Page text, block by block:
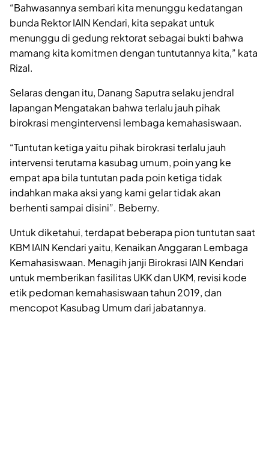
“Bahwasannya sembari kita menunggu kedatangan
bunda Rektor IAIN Kendari, kita sepakat untuk
menunggu di gedung rektorat sebagai bukti bahwa
mamang kita komitmen dengan tuntutannya kita,” kata
Rizal.
Selaras dengan itu, Danang Saputra selaku jendral
lapangan Mengatakan bahwa terlalu jauh pihak
birokrasi mengintervensi lembaga kemahasiswaan.
“Tuntutan ketiga yaitu pihak birokrasi terlalu jauh
intervensi terutama kasubag umum, poin yang ke
empat apa bila tuntutan pada poin ketiga tidak
indahkan maka aksi yang kami gelar tidak akan
berhenti sampai disini”. Beberny.
Untuk diketahui, terdapat beberapa pion tuntutan saat
KBM IAIN Kendari yaitu, Kenaikan Anggaran Lembaga
Kemahasiswaan. Menagih janji Birokrasi IAIN Kendari
untuk memberikan fasilitas UKK dan UKM, revisi kode
etik pedoman kemahasiswaan tahun 2019, dan
mencopot Kasubag Umum dari jabatannya.